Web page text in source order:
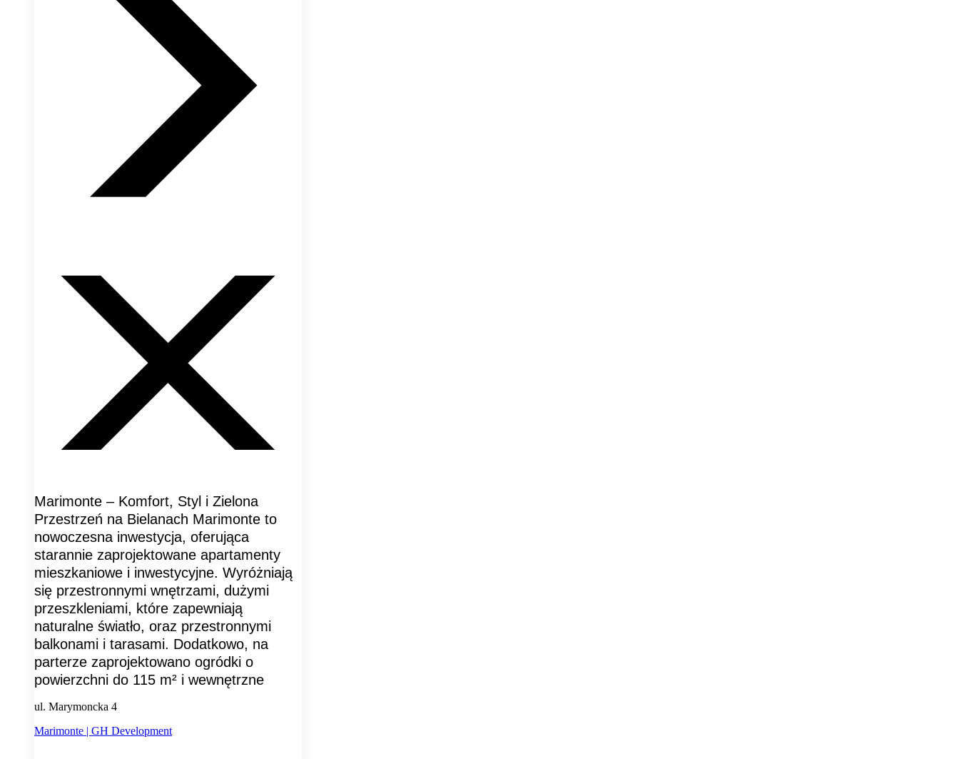
Marimonte – Komfort, Styl i Zielona
Przestrzeń na Bielanach Marimonte to
nowoczesna inwestycja, oferująca
starannie zaprojektowane apartamenty
mieszkaniowe i inwestycyjne. Wyróżniają
się przestronnymi wnętrzami, dużymi
przeszkleniami, które zapewniają
naturalne światło, oraz przestronnymi
balkonami i tarasami. Dodatkowo, na
parterze zaprojektowano ogródki o
powierzchni do 115 m² i wewnętrzne
ul. Marymoncka 4
Marimonte | GH Development